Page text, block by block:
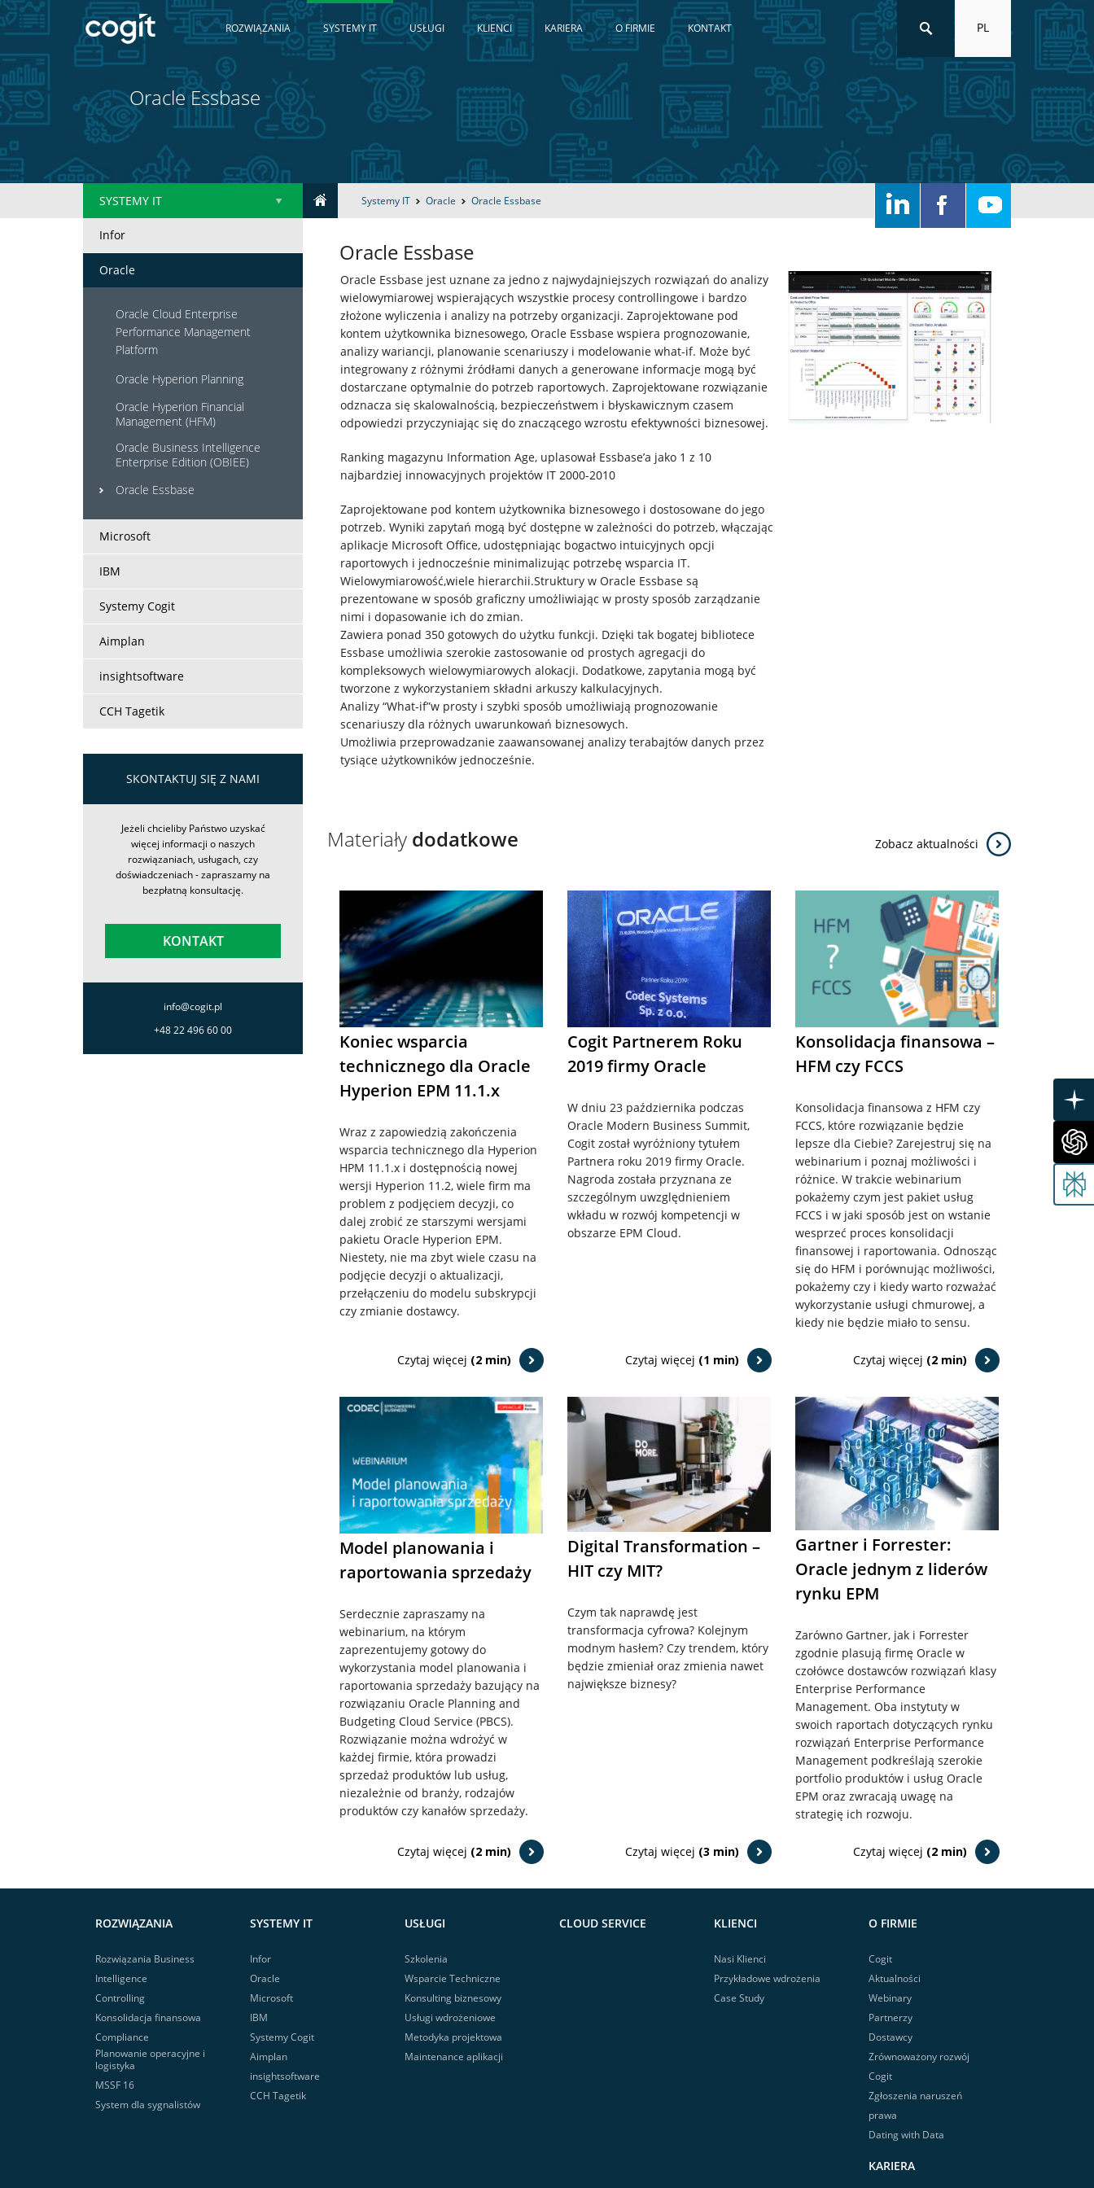
Rozwiązania
Systemy
Kontakt
ROZWIĄZANIA SYSTEMY IT USŁUGI KLIENCI KARIERA O FIRMIE KONTAKT PL
Oracle Essbase
Systemy IT Oracle Oracle Essbase
SYSTEMY IT
Infor
Oracle
Oracle Cloud Enterprise
Performance Management
Platform
Oracle Hyperion Planning
Oracle Hyperion Financial
Management (HFM)
Oracle Business Intelligence
Enterprise Edition (OBIEE)
Oracle Essbase
Microsoft
IBM
Systemy Cogit
Aimplan
insightsoftware
CCH Tagetik
SKONTAKTUJ SIĘ Z NAMI
Jeżeli chcieliby Państwo uzyskać
więcej informacji o naszych
rozwiązaniach, usługach, czy
doświadczeniach - zapraszamy na
bezpłatną konsultację.
KONTAKT
info@cogit.pl
+48 22 496 60 00
Oracle Essbase
Oracle Essbase jest uznane za jedno z najwydajniejszych rozwiązań do analizy
wielowymiarowej wspierających wszystkie procesy controllingowe i bardzo
złożone wyliczenia i analizy na potrzeby organizacji. Zaprojektowane pod
kontem użytkownika biznesowego, Oracle Essbase wspiera prognozowanie,
analizy wariancji, planowanie scenariuszy i modelowanie what-if. Może być
integrowany z różnymi źródłami danych a generowane informacje mogą być
dostarczane optymalnie do potrzeb raportowych. Zaprojektowane rozwiązanie
odznacza się skalowalnością, bezpieczeństwem i błyskawicznym czasem
odpowiedzi przyczyniając się do znaczącego wzrostu efektywności biznesowej.
Ranking magazynu Information Age, uplasował Essbase’a jako 1 z 10
najbardziej innowacyjnych projektów IT 2000-2010
Zaprojektowane pod kontem użytkownika biznesowego i dostosowane do jego
potrzeb. Wyniki zapytań mogą być dostępne w zależności do potrzeb, włączając
aplikacje Microsoft Office, udostępniając bogactwo intuicyjnych opcji
raportowych i jednocześnie minimalizując potrzebę wsparcia IT.
Wielowymiarowość,wiele hierarchii.Struktury w Oracle Essbase są
prezentowane w sposób graficzny umożliwiając w prosty sposób zarządzanie
nimi i dopasowanie ich do zmian.
Zawiera ponad 350 gotowych do użytku funkcji. Dzięki tak bogatej bibliotece
Essbase umożliwia szerokie zastosowanie od prostych agregacji do
kompleksowych wielowymiarowych alokacji. Dodatkowe, zapytania mogą być
tworzone z wykorzystaniem składni arkuszy kalkulacyjnych.
Analizy “What-if”w prosty i szybki sposób umożliwiają prognozowanie
scenariuszy dla różnych uwarunkowań biznesowych.
Umożliwia przeprowadzanie zaawansowanej analizy terabajtów danych przez
tysiące użytkowników jednocześnie.
Materiały dodatkowe Zobacz aktualności
Koniec wsparcia
technicznego dla Oracle
Hyperion EPM 11.1.x
Wraz z zapowiedzią zakończenia
wsparcia technicznego dla Hyperion
HPM 11.1.x i dostępnością nowej
wersji Hyperion 11.2, wiele firm ma
problem z podjęciem decyzji, co
dalej zrobić ze starszymi wersjami
pakietu Oracle Hyperion EPM.
Niestety, nie ma zbyt wiele czasu na
podjęcie decyzji o aktualizacji,
przełączeniu do modelu subskrypcji
czy zmianie dostawcy.
Czytaj więcej (2 min)
Cogit Partnerem Roku
2019 firmy Oracle
W dniu 23 października podczas
Oracle Modern Business Summit,
Cogit został wyróżniony tytułem
Partnera roku 2019 firmy Oracle.
Nagroda została przyznana ze
szczególnym uwzględnieniem
wkładu w rozwój kompetencji w
obszarze EPM Cloud.
Czytaj więcej (1 min)
Konsolidacja finansowa –
HFM czy FCCS
Konsolidacja finansowa z HFM czy
FCCS, które rozwiązanie będzie
lepsze dla Ciebie? Zarejestruj się na
webinarium i poznaj możliwości i
różnice. W trakcie webinarium
pokażemy czym jest pakiet usług
FCCS i w jaki sposób jest on wstanie
wesprzeć proces konsolidacji
finansowej i raportowania. Odnosząc
się do HFM i porównując możliwości,
pokażemy czy i kiedy warto rozważać
wykorzystanie usługi chmurowej, a
kiedy nie będzie miało to sensu.
Czytaj więcej (2 min)
Model planowania i
raportowania sprzedaży
Serdecznie zapraszamy na
webinarium, na którym
zaprezentujemy gotowy do
wykorzystania model planowania i
raportowania sprzedaży bazujący na
rozwiązaniu Oracle Planning and
Budgeting Cloud Service (PBCS).
Rozwiązanie można wdrożyć w
każdej firmie, która prowadzi
sprzedaż produktów lub usług,
niezależnie od branży, rodzajów
produktów czy kanałów sprzedaży.
Czytaj więcej (2 min)
Digital Transformation –
HIT czy MIT?
Czym tak naprawdę jest
transformacja cyfrowa? Kolejnym
modnym hasłem? Czy trendem, który
będzie zmieniał oraz zmienia nawet
największe biznesy?
Czytaj więcej (3 min)
Gartner i Forrester:
Oracle jednym z liderów
rynku EPM
Zarówno Gartner, jak i Forrester
zgodnie plasują firmę Oracle w
czołówce dostawców rozwiązań klasy
Enterprise Performance
Management. Oba instytuty w
swoich raportach dotyczących rynku
rozwiązań Enterprise Performance
Management podkreślają szerokie
portfolio produktów i usług Oracle
EPM oraz zwracają uwagę na
strategię ich rozwoju.
Czytaj więcej (2 min)
ROZWIĄZANIA
Rozwiązania Business
Intelligence
Controlling
Konsolidacja finansowa
Compliance
Planowanie operacyjne i
logistyka
MSSF 16
System dla sygnalistów
SYSTEMY IT
Infor
Oracle
Microsoft
IBM
Systemy Cogit
Aimplan
insightsoftware
CCH Tagetik
USŁUGI
Szkolenia
Wsparcie Techniczne
Konsulting biznesowy
Usługi wdrożeniowe
Metodyka projektowa
Maintenance aplikacji
CLOUD SERVICE KLIENCI
Nasi Klienci
Przykładowe wdrożenia
Case Study
O FIRMIE
Cogit
Aktualności
Webinary
Partnerzy
Dostawcy
Zrównoważony rozwój
Cogit
Zgłoszenia naruszeń
prawa
Dating with Data
KARIERA